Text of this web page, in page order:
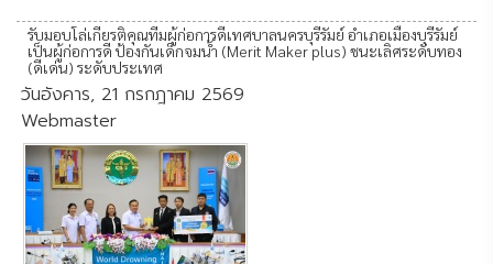
รับมอบโล่เกียรติคุณทีมผู้ก่อการดีเทศบาลนครบุรีรัมย์ อำเภอเมืองบุรีรัมย์
เป็นผู้ก่อการดี ป้องกันเด็กจมน้ำ (Merit Maker plus) ชนะเลิศระดับทอง
(ดีเด่น) ระดับประเทศ
วันอังคาร, 21 กรกฎาคม 2569
Webmaster